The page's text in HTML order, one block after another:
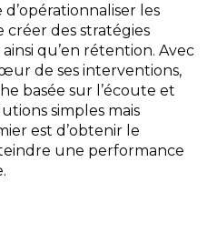
les
créer des stratégies
qu’en rétention. Avec
de ses interventions,
basée sur l’écoute et
simples mais
est d’obtenir le
une performance